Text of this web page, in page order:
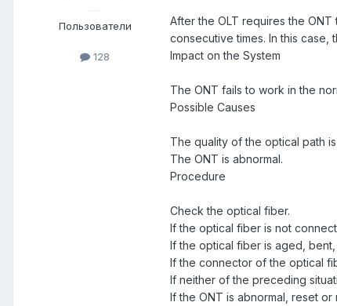
Пользователи
128
After the OLT requires the
consecutive times. In this case,
Impact on the System
The ONT fails to work in the
Possible Causes
The quality of the optical path
The ONT is abnormal.
Procedure
Check the optical fiber.
If the optical fiber is not
If the optical fiber is aged,
If the connector of the optical
If neither of the preceding
If the ONT is abnormal, reset